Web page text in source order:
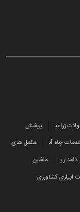
زراعی
پوشش
چاه آب
مکمل های
ماشین
آبیاری کشاورزی